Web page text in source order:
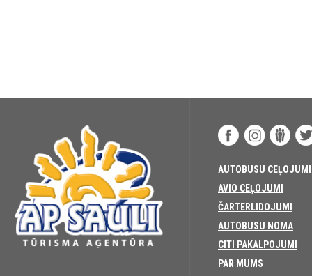
AUTOBUSU CEĻOJUMI
AVIO CEĻOJUMI
ČARTERLIDOJUMI
AUTOBUSU NOMA
CITI PAKALPOJUMI
PAR MUMS